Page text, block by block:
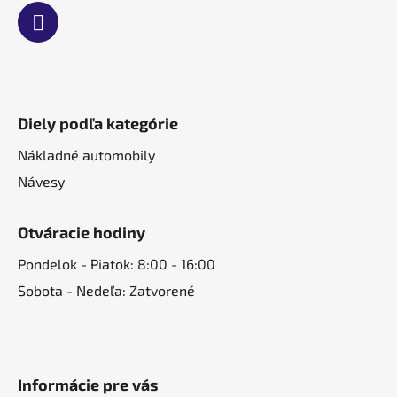
Diely podľa kategórie
Nákladné automobily
Návesy
Otváracie hodiny
Pondelok - Piatok: 8:00 - 16:00
Sobota - Nedeľa: Zatvorené
Informácie pre vás